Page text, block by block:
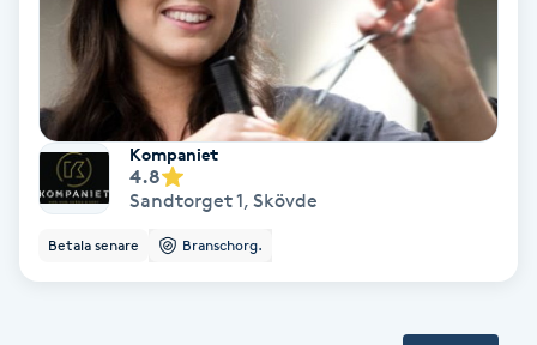
Tandblekning
Tandläkare
Tatuering
Tatueringsborttagning
Kompaniet
4.8
Sandtorget 1, Skövde
Betala senare Branschorg.